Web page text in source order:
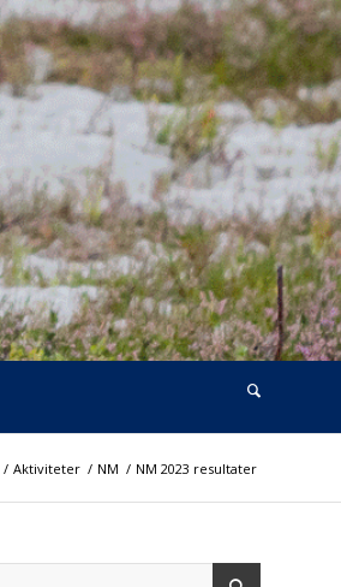
/ Aktiviteter / NM / NM 2023 resultater